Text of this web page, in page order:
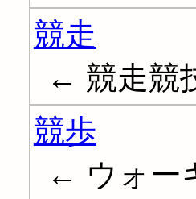
競走
← 競走競
競歩
← ウォー